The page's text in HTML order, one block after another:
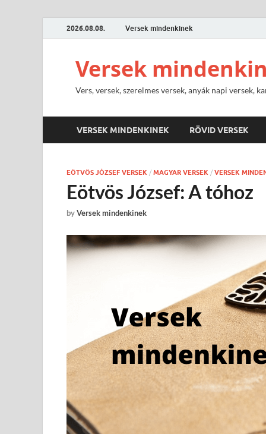
2026.08.08. Versek mindenkinek
Versek
Vers, versek, szerelmes versek, anyák napi versek,
VERSEK MINDENKINEK RÖVID VERSEK
EÖTVÖS JÓZSEF VERSEK / MAGYAR VERSEK / VERSEK
Eötvös József: A tóhoz
byVersek mindenkinek